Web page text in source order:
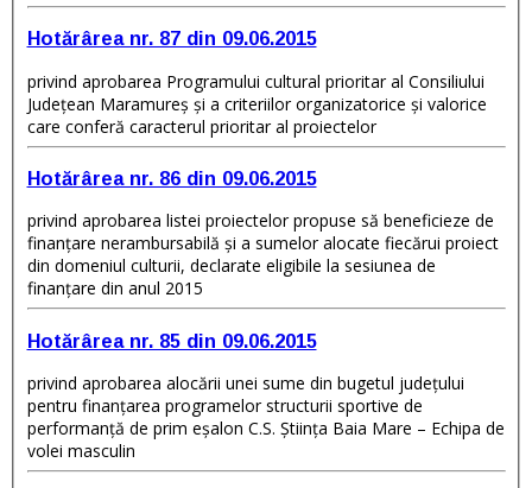
Hotărârea nr. 87 din 09.06.2015
privind aprobarea Programului cultural prioritar al Consiliului
Judeţean Maramureş şi a criteriilor organizatorice şi valorice
care conferă caracterul prioritar al proiectelor
Hotărârea nr. 86 din 09.06.2015
privind aprobarea listei proiectelor propuse să beneficieze de
finanţare nerambursabilă şi a sumelor alocate fiecărui proiect
din domeniul culturii, declarate eligibile la sesiunea de
finanţare din anul 2015
Hotărârea nr. 85 din 09.06.2015
privind aprobarea alocării unei sume din bugetul judeţului
pentru finanţarea programelor structurii sportive de
performanţă de prim eşalon C.S. Ştiinţa Baia Mare – Echipa de
volei masculin